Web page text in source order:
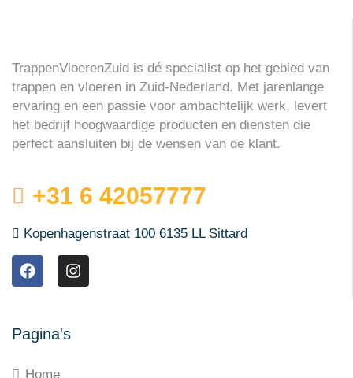
TrappenVloerenZuid is dé specialist op het gebied van
trappen en vloeren in Zuid-Nederland. Met jarenlange
ervaring en een passie voor ambachtelijk werk, levert
het bedrijf hoogwaardige producten en diensten die
perfect aansluiten bij de wensen van de klant.
+31 6 42057777
Kopenhagenstraat 100 6135 LL Sittard
Pagina's
Home